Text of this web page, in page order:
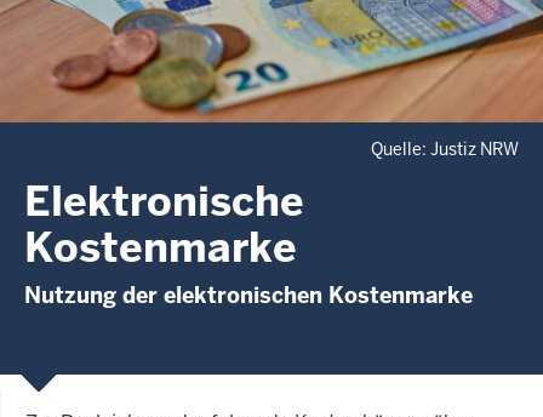
Quelle: Justiz NRW
Elektronische
Kostenmarke
Nutzung der elektronischen Kostenmarke